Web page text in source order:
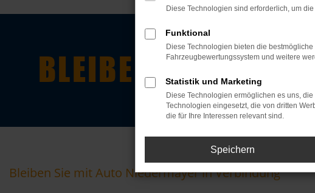
BLEIBEN SIE MIT
Bleiben Sie mit Auto Niedermayer in Verbindung
Diese Technologien sind erforderlich, um
Funktional
Diese Technologien bieten die
Fahrzeugbewertungssystem und weitere
Statistik und Marketing
Diese Technologien ermöglichen es uns,
Technologien eingesetzt, die von dritten
die für Ihre Interessen relevant sind.
Speichern